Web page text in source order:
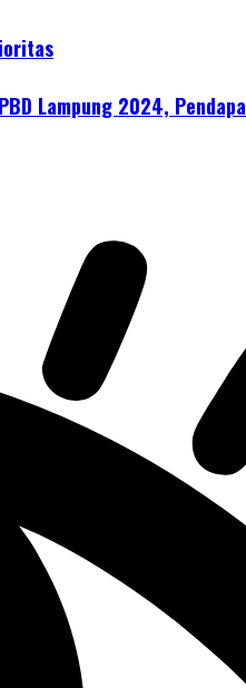
Lampung 2024,